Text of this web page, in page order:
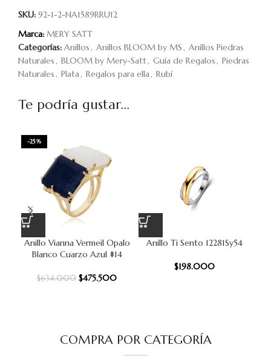
SKU: 92-1-2-NA1589RRU12
Categorías: Anillos, Anillos BLOOM by MS, Anillos Piedras
Naturales, BLOOM by Mery-Satt, Guía de Regalos, Piedras
Naturales, Plata, Regalos para ella, Rubí
Marca: MERY SATT
Te podría gustar...
-25%
Anillo Vianna Vermeil Opalo
Blanco Cuarzo Azul #14
$634.000 $475.500
Anillo Ti Sento 12281Sy54
$198.000
COMPRA POR CATEGORÍA